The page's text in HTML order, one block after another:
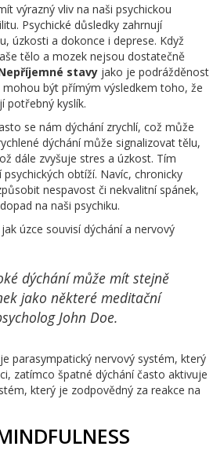
výrazný vliv na naši psychickou
Psychické důsledky zahrnují
úzkosti a dokonce i deprese. Když
tělo a mozek nejsou dostatečně
stavy jako je podrážděnost
mohou být přímým výsledkem toho, že
potřebný kyslík.
se nám dýchání zrychlí, což může
dýchání může signalizovat tělu,
dále zvyšuje stres a úzkost. Tím
obtíží. Navíc, chronicky
nespavost či nekvalitní spánek,
na naši psychiku.
úzce souvisí dýchání a nervový
dýchání může mít stejně
jako některé meditační
John Doe.
parasympatický nervový systém, který
zatímco špatné dýchání často aktivuje
který je zodpovědný za reakce na